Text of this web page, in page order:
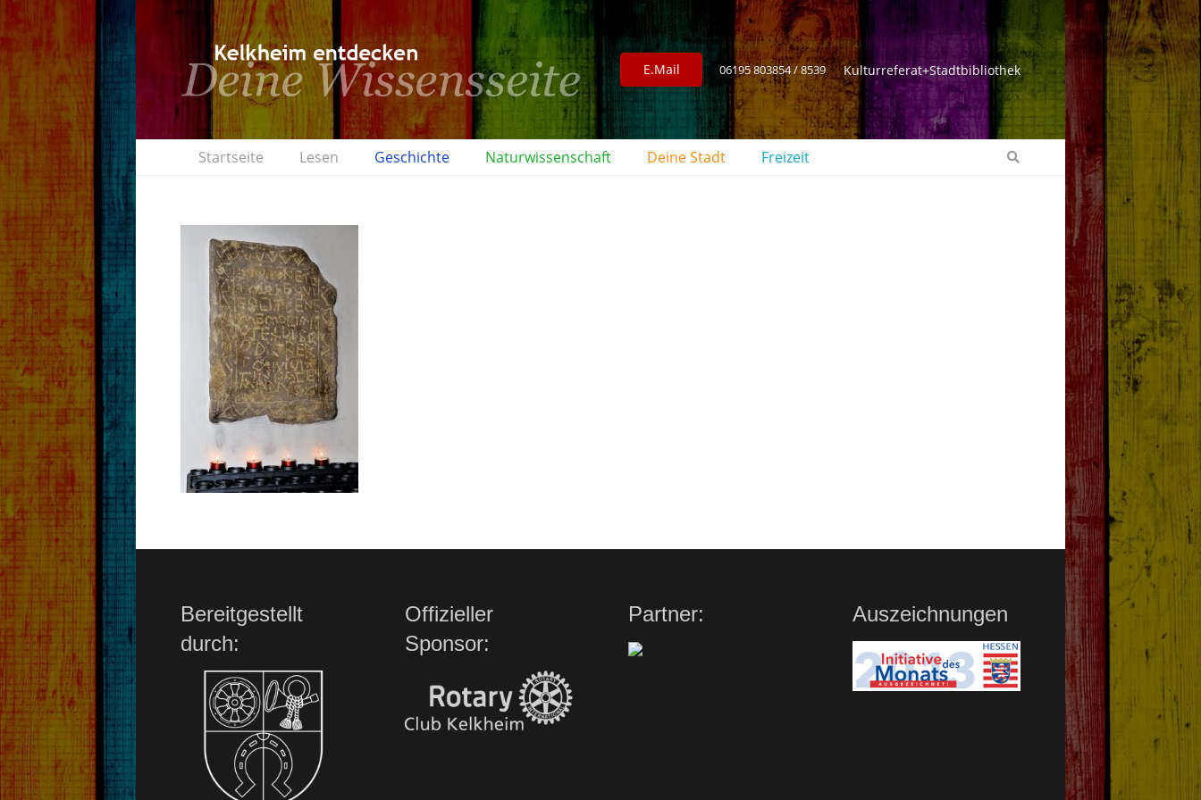
E.Mail 06195 803854 / 8539 Kulturreferat+Stadtbibliothek
Startseite Lesen Geschichte Naturwissenschaft Deine Stadt Freizeit
Bereitgestellt
durch:
Offizieller
Sponsor:
Partner: Auszeichnungen